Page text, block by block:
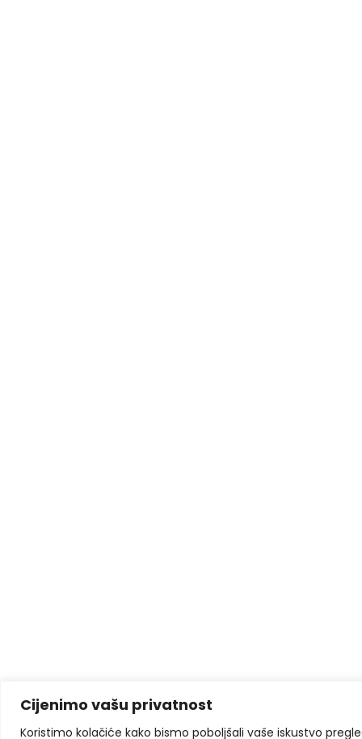
Cijenimo vašu privatnost
Koristimo kolačiće kako bismo poboljšali vaše iskustvo